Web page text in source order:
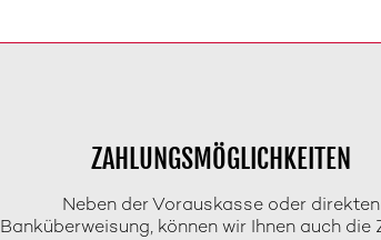
ZAHLUNGSMÖGLICHKEITEN
Neben der Vorauskasse oder direkten
Banküberweisung, können wir Ihnen auch die